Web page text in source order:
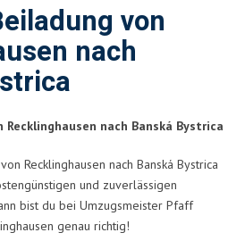
von
nach
Recklinghausen nach Banská Bystrica
Recklinghausen nach Banská Bystrica
und zuverlässigen
bist du bei Umzugsmeister Pfaff
genau richtig!